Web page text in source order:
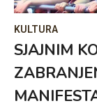
KULTURA
SJAJNIM